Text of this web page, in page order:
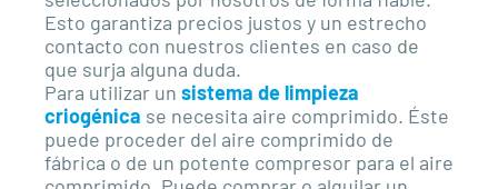
Esto garantiza precios justos y un estrecho
contacto con nuestros clientes en caso de
que surja alguna duda.
Para utilizar un sistema de limpieza
criogénica se necesita aire comprimido. Éste
puede proceder del aire comprimido de
fábrica o de un potente compresor para el aire